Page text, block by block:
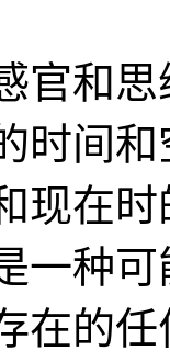
和思
时间
现在
一种
在的